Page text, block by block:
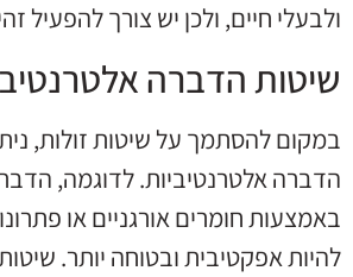
ולבעלי חיים, ולכן יש צורך להפעיל
שיטות הדברה
במקום להסתמך על שיטות זולות,
הדברה אלטרנטיביות. לדוגמה,
באמצעות חומרים אורגניים או
להיות אפקטיבית ובטוחה יותר.